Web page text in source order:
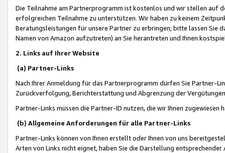
Die Teilnahme am Partnerprogramm ist kostenlos und wir stellen auf
erfolgreichen Teilnahme zu unterstützen. Wir haben zu keinem
Beratungsleistungen für unsere Partner zu erbringen; bitte lassen Sie
Namen von Amazon aufzutreten) an Sie herantreten und Ihnen
2. Links auf Ihrer Website
(a) Partner-Links
Nach Ihrer Anmeldung für das Partnerprogramm dürfen Sie Partner-
Zurückverfolgung, Berichterstattung und Abgrenzung der
Partner-Links müssen die Partner-ID nutzen, die wir Ihnen zugewiesen
(b) Allgemeine Anforderungen für alle Partner-Links
Partner-Links können von Ihnen erstellt oder Ihnen von uns
Arten von Links nicht eignet, haben Sie die Darstellung